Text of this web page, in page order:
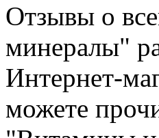
Отзывы о
минералы"
Интернет-
можете